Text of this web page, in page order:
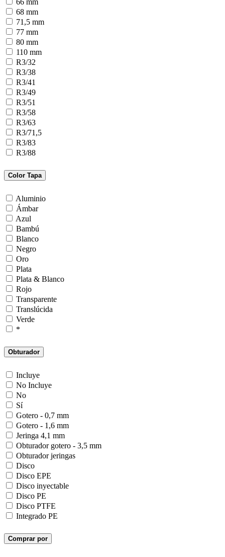
66 mm
68 mm
71,5 mm
77 mm
80 mm
110 mm
R3/32
R3/38
R3/41
R3/49
R3/51
R3/58
R3/63
R3/71,5
R3/83
R3/88
Color Tapa
Aluminio
Ámbar
Azul
Bambú
Blanco
Negro
Oro
Plata
Plata & Blanco
Rojo
Transparente
Translúcida
Verde
*
Obturador
Incluye
No Incluye
No
Sí
Gotero - 0,7 mm
Gotero - 1,6 mm
Jeringa 4,1 mm
Obturador gotero - 3,5 mm
Obturador jeringas
Disco
Disco EPE
Disco inyectable
Disco PE
Disco PTFE
Integrado PE
Comprar por